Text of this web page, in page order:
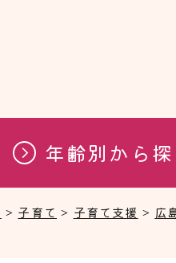
年齢別から探
> 子育て > 子育て支援 > 広